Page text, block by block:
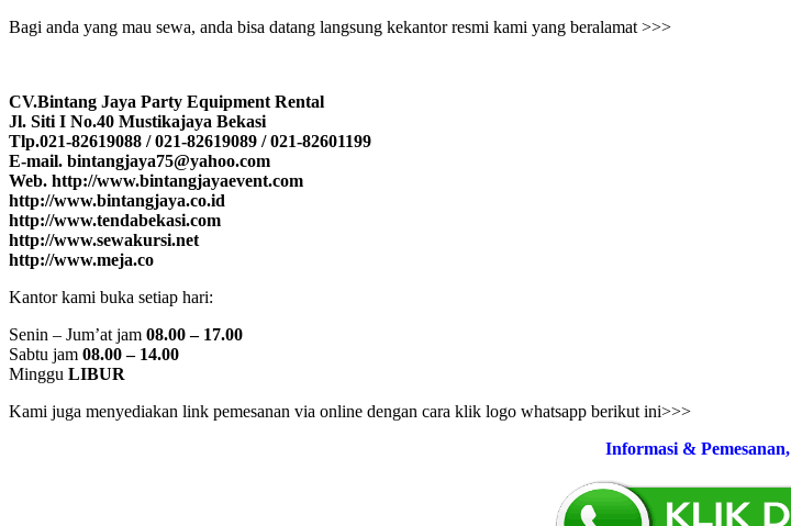
Bagi anda yang mau sewa, anda bisa datang langsung kekantor resmi kami yang beralamat >>>
CV.Bintang Jaya Party Equipment Rental
Jl. Siti I No.40 Mustikajaya Bekasi
Tlp.021-82619088 / 021-82619089 / 021-82601199
E-mail. bintangjaya75@yahoo.com
Web. http://www.bintangjayaevent.com
http://www.bintangjaya.co.id
http://www.tendabekasi.com
http://www.sewakursi.net
http://www.meja.co
Kantor kami buka setiap hari:
Senin – Jum’at jam 08.00 – 17.00
Sabtu jam 08.00 – 14.00
Minggu LIBUR
Kami juga menyediakan link pemesanan via online dengan cara klik logo whatsapp berikut ini>>>
Informasi & Pemesanan,